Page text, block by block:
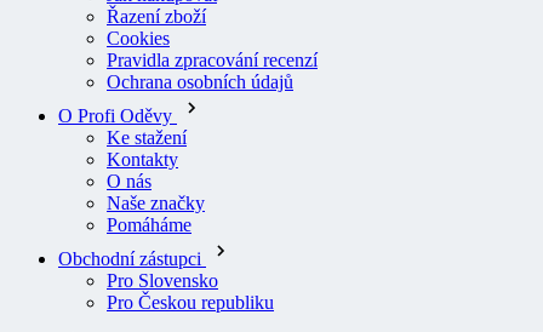
Pravidla zpracování recenzí
Ochrana osobních údajů
O Profi Oděvy
Ke stažení
Kontakty
O nás
Naše značky
Pomáháme
Obchodní zástupci
Pro Slovensko
Pro Českou republiku